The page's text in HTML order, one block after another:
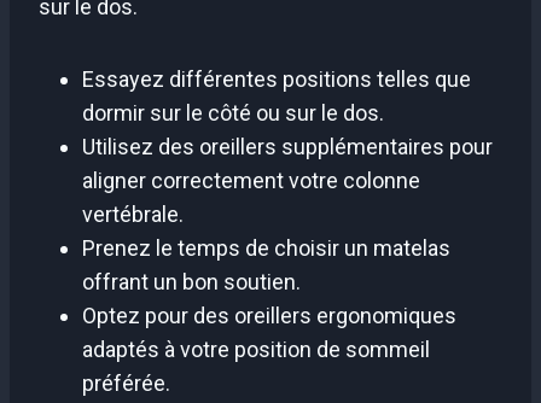
sur le dos.
Essayez différentes positions telles que
dormir sur le côté ou sur le dos.
Utilisez des oreillers supplémentaires pour
aligner correctement votre colonne
vertébrale.
Prenez le temps de choisir un matelas
offrant un bon soutien.
Optez pour des oreillers ergonomiques
adaptés à votre position de sommeil
préférée.